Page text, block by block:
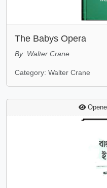
The Babys Opera
By: Walter Crane
Category: Walter Crane